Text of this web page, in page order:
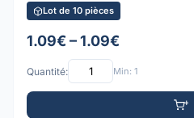
Lot de 10 pièces
1.09€ – 1.09€
Quantité: Min: 1